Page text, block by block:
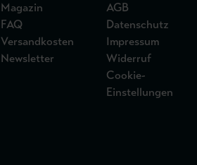
Magazin
FAQ
Versandkosten
Newsletter
AGB
Datenschutz
Impressum
Widerruf
Cookie-
Einstellungen